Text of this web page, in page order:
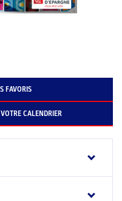
FAVORIS
CALENDRIER